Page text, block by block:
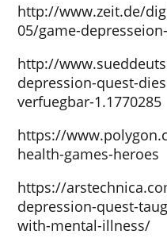
http://www.zeit.de/
05/game-
http://
depression-quest-
verfuegbar-1.1770285
https://
health-games-heroes
https://
depression-quest-
with-mental-illness/